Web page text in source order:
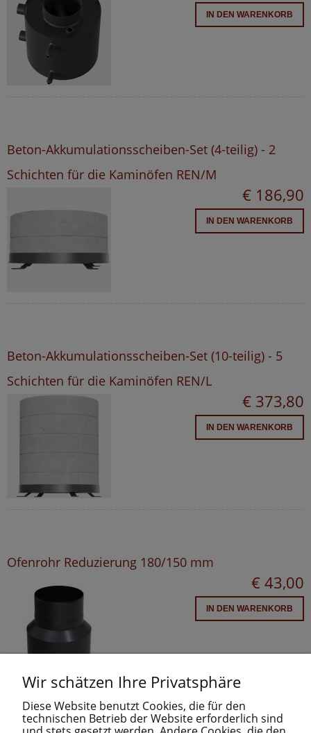
IN DEN WARENKORB
Beton-Akkumulationsscheiben-Set (4-teilig) - 2
Schichten für die Kaminöfen REN/M
€ 186,90
IN DEN WARENKORB
Beton-Akkumulationsscheiben-Set (10-teilig) - 5
Schichten für die Kaminöfen REN/L
€ 373,80
IN DEN WARENKORB
Ofenrohr Reduzierung 180/150 mm
€ 43,00
IN DEN WARENKORB
Wir schätzen Ihre Privatsphäre
Diese Website benutzt Cookies, die für den
technischen Betrieb der Website erforderlich sind